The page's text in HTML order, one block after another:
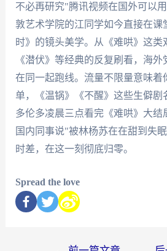
不必再研究"腾讯视频在国外可以
敦艺术学院的江同学如今直接在课
时》的镜头美学。从《难哄》这类
《潜伏》等经典的反复刷看，海
在同一起跑线。流量不限量意味着
单，《温锅》《不醒》这些生僻剧
多伦多凌晨三点看完《难哄》大结
国内同事说"被林杨苏在在甜到失
时差，在这一刻彻底归零。
Spread the love